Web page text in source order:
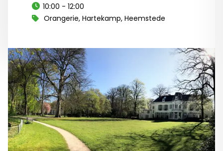
10:00 - 12:00
Orangerie, Hartekamp, Heemstede